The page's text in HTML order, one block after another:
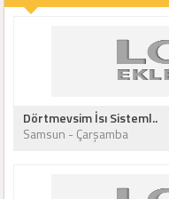
Dörtmevsim İsı Sisteml..
Samsun - Çarşamba